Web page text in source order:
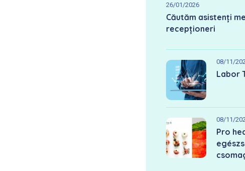
26/01/2026
Căutăm asistenți
recepționeri
08/11/
Labor
08/11/
Pro